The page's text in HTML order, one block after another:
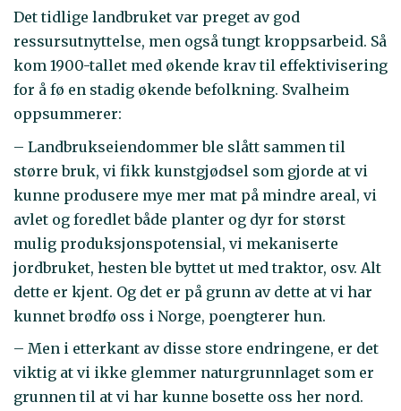
Det tidlige landbruket var preget av god
ressursutnyttelse, men også tungt kroppsarbeid. Så
kom 1900-tallet med økende krav til effektivisering
for å fø en stadig økende befolkning. Svalheim
oppsummerer:
– Landbrukseiendommer ble slått sammen til
større bruk, vi fikk kunstgjødsel som gjorde at vi
kunne produsere mye mer mat på mindre areal, vi
avlet og foredlet både planter og dyr for størst
mulig produksjonspotensial, vi mekaniserte
jordbruket, hesten ble byttet ut med traktor, osv. Alt
dette er kjent. Og det er på grunn av dette at vi har
kunnet brødfø oss i Norge, poengterer hun.
– Men i etterkant av disse store endringene, er det
viktig at vi ikke glemmer naturgrunnlaget som er
grunnen til at vi har kunne bosette oss her nord.